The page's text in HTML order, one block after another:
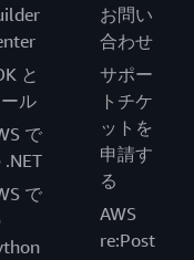
と
ル
で
.NET
で
お問い
合わせ
サポー
トチケ
ットを
申請す
る
AWS
re:Post